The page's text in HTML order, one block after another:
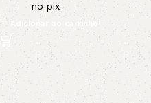
no pix
Adicionar ao carrinho